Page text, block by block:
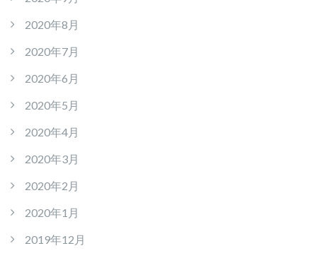
2020年8月
2020年7月
2020年6月
2020年5月
2020年4月
2020年3月
2020年2月
2020年1月
2019年12月